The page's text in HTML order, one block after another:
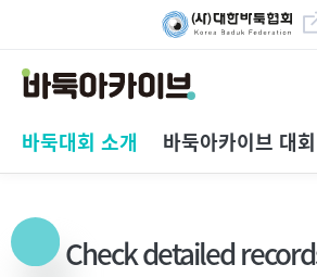
바둑아카이브
메
인
뉴
바둑대회 소개 바둑아카이브 대
대한바둑협회 바로가
Check detailed